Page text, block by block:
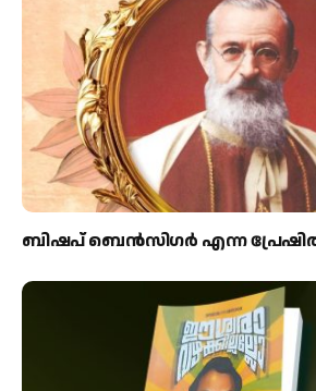
ബിഷപ് ബെന്‍സിഗര്‍ എന്ന